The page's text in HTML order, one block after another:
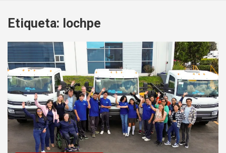
Etiqueta: lochpe